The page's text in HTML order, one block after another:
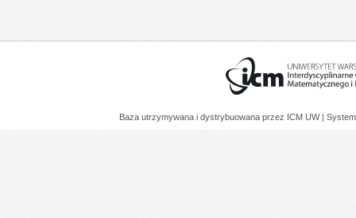
Baza utrzymywana i dystrybuowana przez ICM UW |